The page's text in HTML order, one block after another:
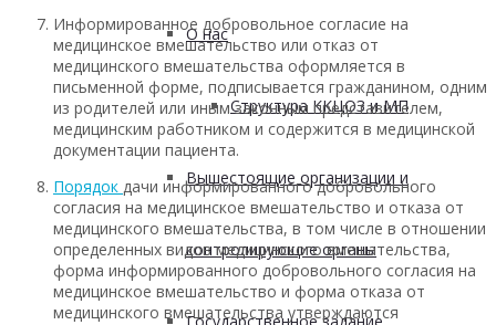
О нас
Структура ККЦОЗ и МП
Вышестоящие организации и
контролирующие органы
Информированное добровольное согласие на
медицинское вмешательство или отказ от
медицинского вмешательства оформляется в
письменной форме, подписывается гражданином, одним
из родителей или иным законным представителем,
медицинским работником и содержится в медицинской
документации пациента.
Порядок дачи информированного добровольного
согласия на медицинское вмешательство и отказа от
медицинского вмешательства, в том числе в отношении
определенных видов медицинского вмешательства,
форма информированного добровольного согласия на
медицинское вмешательство и форма отказа от
медицинского вмешательства утверждаются